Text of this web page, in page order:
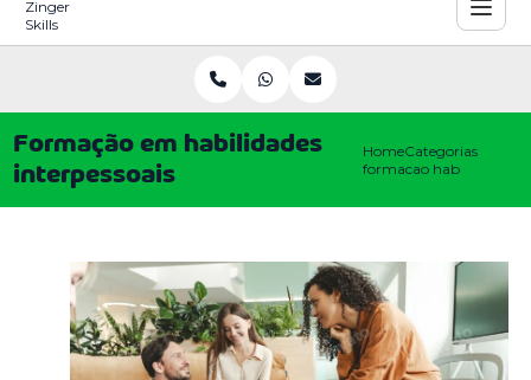
HomeCategorias
formacao habilidades
Formação em habilidades
interpessoais